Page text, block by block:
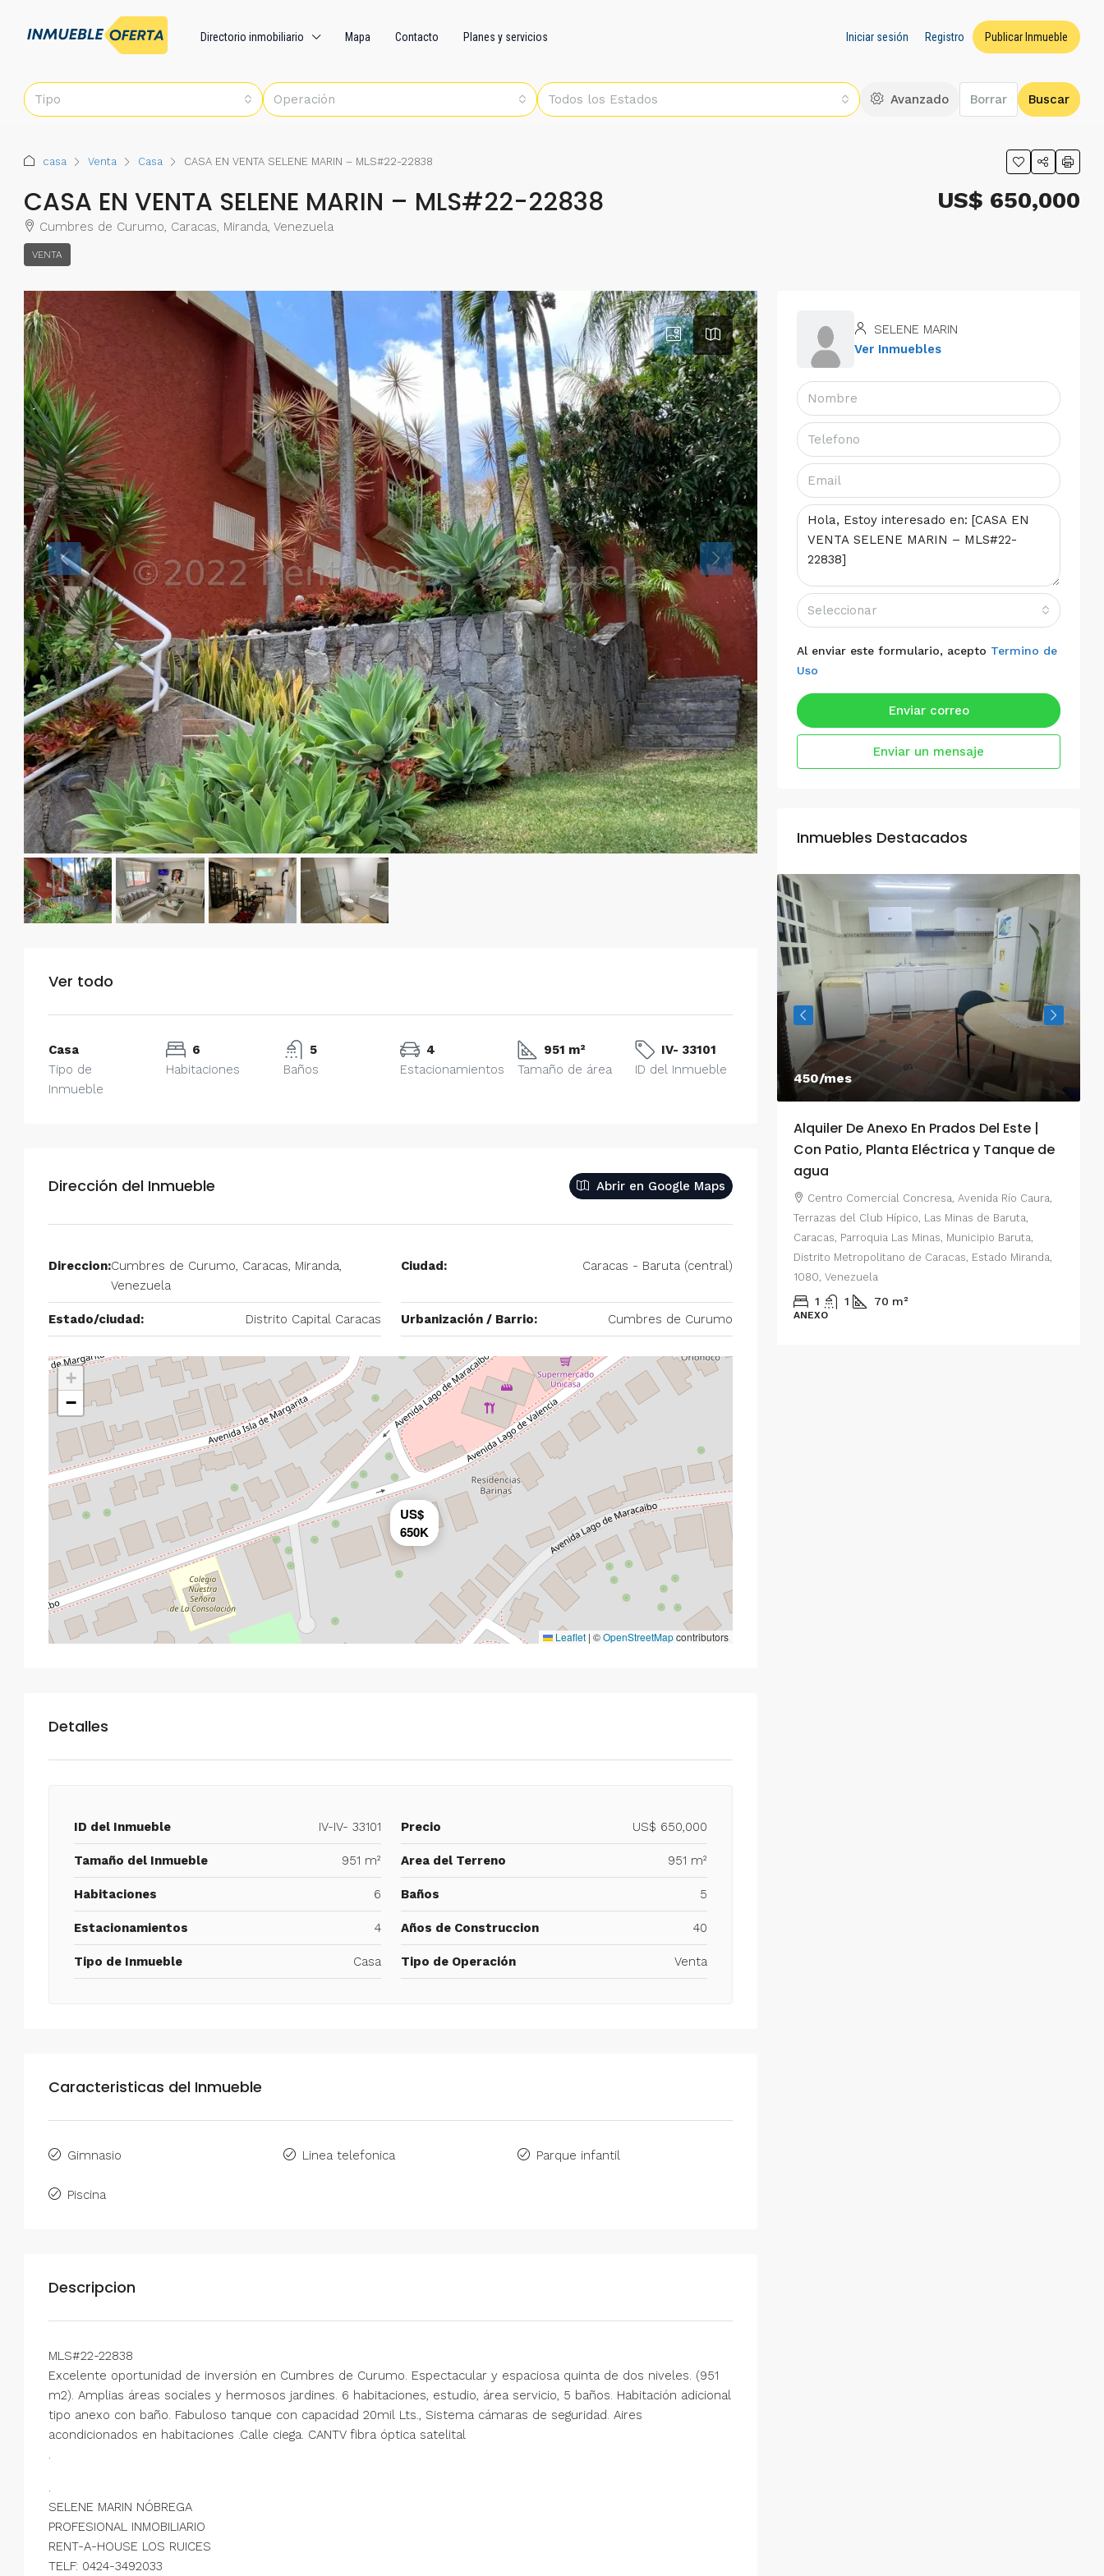
Directorio inmobiliario Mapa Contacto Planes y servicios Iniciar sesión Registro Publicar Inmueble
Tipo Operación Todos los Estados Avanzado Borrar Buscar
casa Venta Casa CASA EN VENTA SELENE MARIN – MLS#22-22838
CASA EN VENTA SELENE MARIN – MLS#22-22838
Cumbres de Curumo, Caracas, Miranda, Venezuela
VENTA
US$ 650,000
Ver todo
Casa
Tipo de
Inmueble
6
Habitaciones
5
Baños
4
Estacionamientos
951 m²
Tamaño de área
IV- 33101
ID del Inmueble
Dirección del Inmueble Abrir en Google Maps
Direccion:Cumbres de Curumo, Caracas, Miranda,
Venezuela
Ciudad: Caracas - Baruta (central)
Estado/ciudad: Distrito Capital Caracas Urbanización / Barrio: Cumbres de Curumo
US$
650K
+
−
Leaflet | ©OpenStreetMapcontributors
Detalles
ID del Inmueble IV-IV- 33101 Precio US$ 650,000
Tamaño del Inmueble 951 m² Area del Terreno 951 m²
Habitaciones 6 Baños 5
Estacionamientos 4 Años de Construccion 40
Tipo de Inmueble Casa Tipo de Operación Venta
Caracteristicas del Inmueble
Gimnasio Linea telefonica Parque infantil
Piscina
Descripcion
MLS#22-22838
Excelente oportunidad de inversión en Cumbres de Curumo. Espectacular y espaciosa quinta de dos niveles. (951
m2). Amplias áreas sociales y hermosos jardines. 6 habitaciones, estudio, área servicio, 5 baños. Habitación adicional
tipo anexo con baño. Fabuloso tanque con capacidad 20mil Lts., Sistema cámaras de seguridad. Aires
acondicionados en habitaciones .Calle ciega. CANTV fibra óptica satelital
.
.
SELENE MARIN NÓBREGA
PROFESIONAL INMOBILIARIO
RENT-A-HOUSE LOS RUICES
TELF: 0424-3492033
SELENE MARIN
Ver Inmuebles
Seleccionar
Al enviar este formulario, acepto Termino de
Uso
Enviar correo
Enviar un mensaje
Inmuebles Destacados
$750/mes
2 2 100 m²
Alquiler De Anexo En Prados Del Este
Caracas | Con Planta y tanque
subterráneo
Prados del Este, Prados del Este, Sector: Prado del
Municipio Baruta, Distrito Metropolitano de Caracas,
1 1 20 m²
ANEXO
450/mes
Alquiler De Anexo En Prados Del Este |
Con Patio, Planta Eléctrica y Tanque de
agua
Centro Comercial Concresa, Avenida Río Caura,
Terrazas del Club Hípico, Las Minas de Baruta,
Caracas, Parroquia Las Minas, Municipio Baruta,
Distrito Metropolitano de Caracas, Estado Miranda,
1080, Venezuela
1 1 70 m²
ANEXO